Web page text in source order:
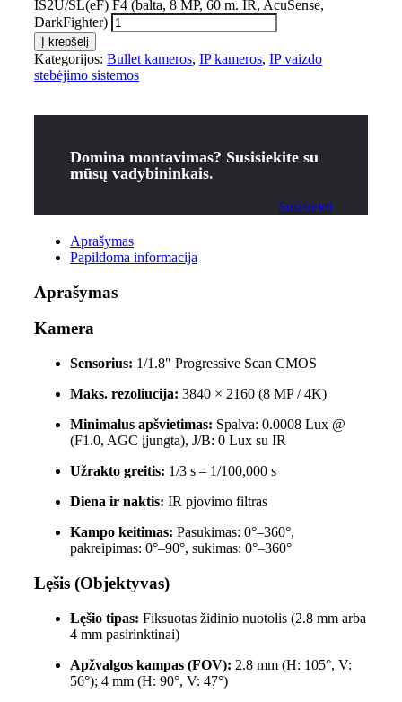
IS2U/SL(eF) F4 (balta, 8 MP, 60 m. IR, AcuSense,
DarkFighter)
Į krepšelį
Kategorijos: Bullet kameros, IP kameros, IP vaizdo
stebėjimo sistemos
Domina montavimas? Susisiekite su
mūsų vadybininkais.
Susisiekti
Aprašymas
Papildoma informacija
Aprašymas
Kamera
Sensorius: 1/1.8″ Progressive Scan CMOS
Maks. rezoliucija: 3840 × 2160 (8 MP / 4K)
Minimalus apšvietimas: Spalva: 0.0008 Lux @
(F1.0, AGC įjungta), J/B: 0 Lux su IR
Užrakto greitis: 1/3 s – 1/100,000 s
Diena ir naktis: IR pjovimo filtras
Kampo keitimas: Pasukimas: 0°–360°,
pakreipimas: 0°–90°, sukimas: 0°–360°
Lęšis (Objektyvas)
Lęšio tipas: Fiksuotas židinio nuotolis (2.8 mm arba
4 mm pasirinktinai)
Apžvalgos kampas (FOV): 2.8 mm (H: 105°, V:
56°); 4 mm (H: 90°, V: 47°)